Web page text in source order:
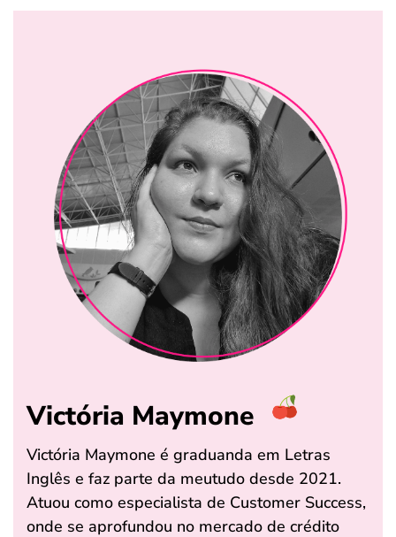
Victória Maymone
Victória Maymone é graduanda em Letras
Inglês e faz parte da meutudo desde 2021.
Atuou como especialista de Customer Success,
onde se aprofundou no mercado de crédito